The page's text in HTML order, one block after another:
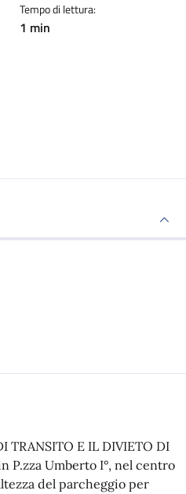
Tempo di lettura:
1 min
E IL DIVIETO DI
P.zza Umberto I°, nel centro
del parcheggio per